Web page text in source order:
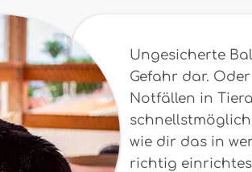
Ungesicherte
Gefahr dar.
Notfällen in
wie dir das in
richtig